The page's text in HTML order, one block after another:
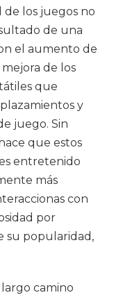
los juegos no
de una
el aumento de
de los
que
y
juego. Sin
que estos
entretenido
más
con
por
su popularidad,
camino